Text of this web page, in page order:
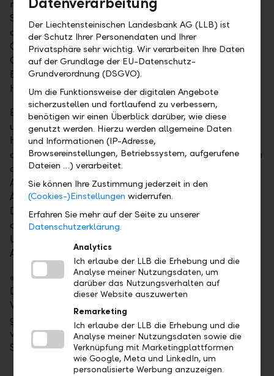
nach dem Rückkauf die Aktien, verringert sich deren
Stückzahl. Bei gleichbleibendem Gewinn steigt
damit der auf die einzelne Aktie entfallende
Gewinnanteil, was wiederum gemessen am Kurs-
Gewinn-Verhältnis zu einem niedrigeren
Bewertungsniveau führt. Das eröffnet Spielraum für
höhere Aktienkurse.
Ein Vergleich zwischen dem S&P 500 Buyback Index
und dem S&P 500 Index zeigt, dass sich Aktien mit
hohen Rückkaufsquoten in den letzten zehn Jahren
deutlich besser entwickelt haben. Die gegenwärtig in
den USA besonders grosse Beliebtheit von
Aktienrückkäufen ist zu einem grossen Teil auf die
Änderungen der US-Steuergesetze zurückzuführen.
Diese erlauben es den US-Konzernen, im Ausland
deponierte Gelder zu repatriieren. Etliche
Unternehmen nutzen diese Gelegenheit für
Aktienrückkäufe.
«Buybacks» haben ähnlich wie
Dividendenausschüttungen eine kurssteigernde
Wirkung. Vorsicht ist jedoch bei Unternehmen
geboten, welche Aktienrückkäufe mit der Aufnahme
von Fremdkapital finanzieren und damit die
Schuldenquote erhöhen.
Der Liechtensteinischen Landesbank AG (LLB) ist
der Schutz Ihrer Personendaten und Ihrer
Privatsphäre sehr wichtig. Wir verarbeiten Ihre Daten
auf der Grundlage der EU-Datenschutz-
Grundverordnung (DSGVO).
Um die Funktionsweise der digitalen Angebote
sicherzustellen und fortlaufend zu verbessern,
benötigen wir einen Überblick darüber, wie diese
genutzt werden. Hierzu werden allgemeine Daten
und Informationen (IP-Adresse,
Browsereinstellungen, Betriebssystem, aufgerufene
Dateien …) verarbeitet.
Sie können Ihre Zustimmung jederzeit in den
(Cookies-)Einstellungen widerrufen.
Erfahren Sie mehr auf der Seite zu unserer
Datenschutzerklärung.
Analytics
Ich erlaube der LLB die Erhebung und die
Analyse meiner Nutzungsdaten, um
darüber das Nutzungsverhalten auf
dieser Website auszuwerten
Remarketing
Ich erlaube der LLB die Erhebung und die
Analyse meiner Nutzungsdaten sowie die
Verknüpfung mit Marketingplattformen
wie Google, Meta und LinkedIn, um
personalisierte Werbung anzuzeigen.